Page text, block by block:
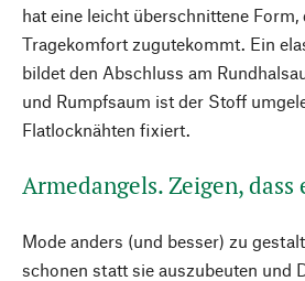
hat eine leicht überschnittene Form,
Tragekomfort zugutekommt. Ein
bildet den Abschluss am
und Rumpfsaum ist der Stoff
Flatlocknähten fixiert.
Armedangels. Zeigen, dass
Mode anders (und besser) zu
schonen statt sie auszubeuten und